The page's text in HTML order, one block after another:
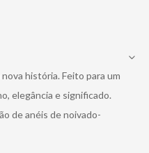
história. Feito para um
elegância e significado.
de anéis de noivado-